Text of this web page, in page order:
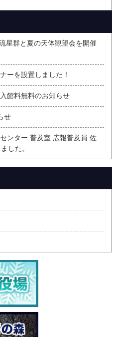
星群と夏の天体観望会を開催
ーを設置しました！
館料無料のお知らせ
せ
ンター 普及室 広報普及員 佐
した。